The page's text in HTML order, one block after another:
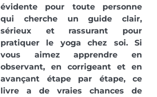
évidente pour toute personne
qui cherche un guide clair,
sérieux et rassurant pour
pratiquer le yoga chez soi. Si
vous aimez apprendre en
observant, en corrigeant et en
avançant étape par étape, ce
livre a de vraies chances de